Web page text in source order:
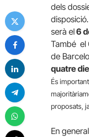
dels
serà el6
També el
de
quatre
És
proposats,
En